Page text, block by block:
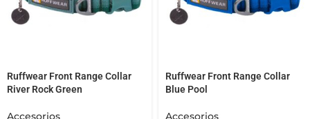
Ruffwear Front Range Collar
River Rock Green
Accesorios
Ruffwear Front Range Collar
Blue Pool
Accesorios